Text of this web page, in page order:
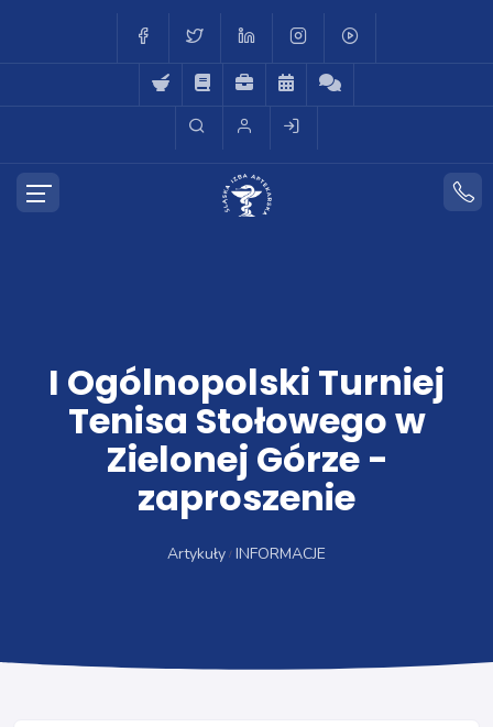
I Ogólnopolski Turniej
Tenisa Stołowego w
Zielonej Górze -
zaproszenie
Artykuły INFORMACJE